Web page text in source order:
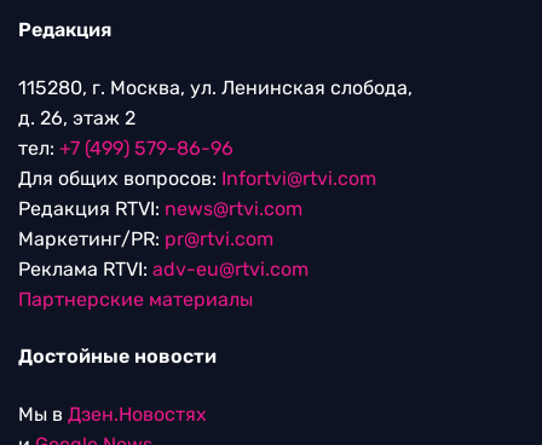
Редакция
115280, г. Москва, ул. Ленинская слобода,
д. 26, этаж 2
тел: +7 (499) 579-86-96
Для общих вопросов: Infortvi@rtvi.com
Редакция RTVI: news@rtvi.com
Маркетинг/PR: pr@rtvi.com
Реклама RTVI: adv-eu@rtvi.com
Партнерские материалы
Достойные новости
Мы в Дзен.Новостях